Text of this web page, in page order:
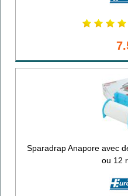
Sparadrap Anapore avec
ou 12